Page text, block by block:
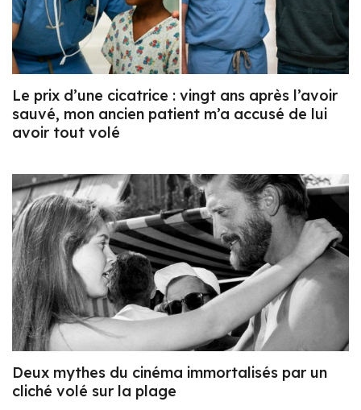
Le prix d’une cicatrice : vingt ans après l’avoir
sauvé, mon ancien patient m’a accusé de lui
avoir tout volé
Deux mythes du cinéma immortalisés par un
cliché volé sur la plage